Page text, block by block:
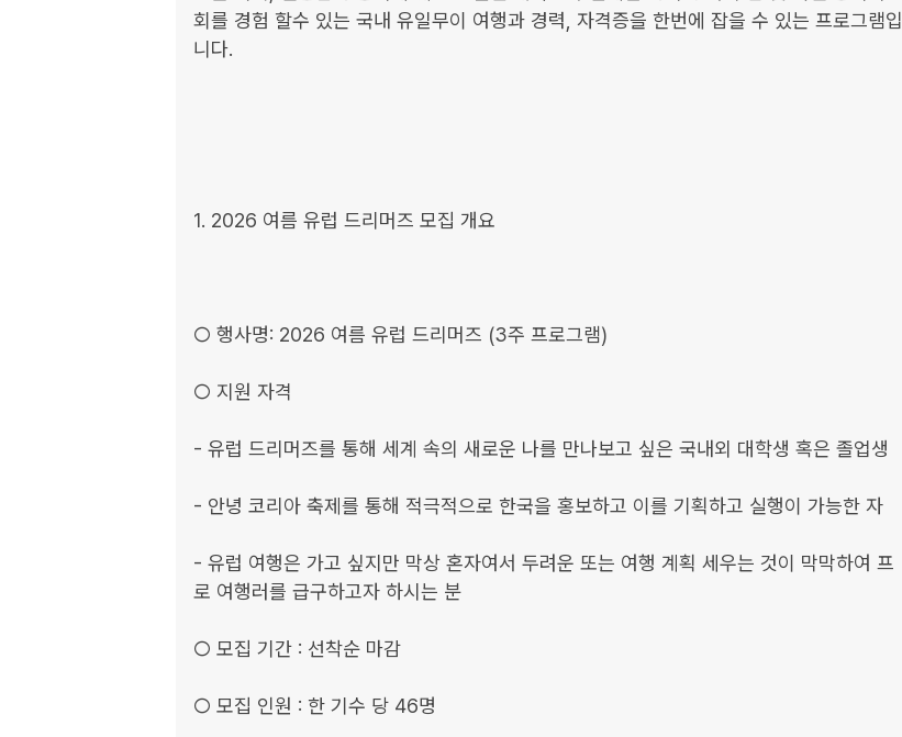
회를 경험 할수 있는 국내 유일무이 여행과 경력, 자격증을 한번에 잡을 수 있는 프로그램입
니다.
1. 2026 여름 유럽 드리머즈 모집 개요
○ 행사명: 2026 여름 유럽 드리머즈 (3주 프로그램)
○ 지원 자격
- 유럽 드리머즈를 통해 세계 속의 새로운 나를 만나보고 싶은 국내외 대학생 혹은 졸업생
- 안녕 코리아 축제를 통해 적극적으로 한국을 홍보하고 이를 기획하고 실행이 가능한 자
- 유럽 여행은 가고 싶지만 막상 혼자여서 두려운 또는 여행 계획 세우는 것이 막막하여 프
로 여행러를 급구하고자 하시는 분
○ 모집 기간 : 선착순 마감
○ 모집 인원 : 한 기수 당 46명